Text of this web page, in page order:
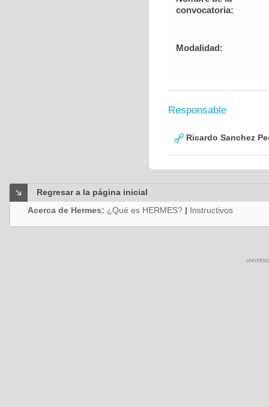
convocatoria:
Modalidad:
Responsable
Ricardo Sanchez
Regresar a la página inicial
Acerca de Hermes: ¿Qué es HERMES? | Instructivos